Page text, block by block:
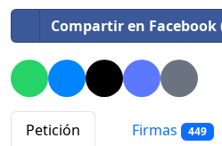
Compartir en Facebook
Petición Firmas 449